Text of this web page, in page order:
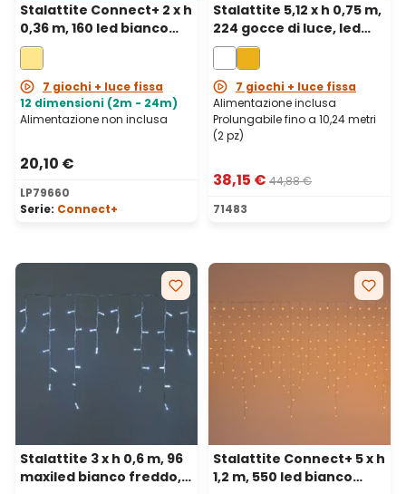
Stalattite Connect+ 2 x h
0,36 m, 160 led bianco
caldo, cavo verde,
prolungabile
7 giochi + luce fissa
12 dimensioni (2m - 24m)
Alimentazione non inclusa
20,10 €
LP79660
Serie: Connect+
Stalattite 5,12 x h 0,75 m,
224 gocce di luce, led
bianco freddo,
prolungabile
7 giochi + luce fissa
Alimentazione inclusa
Prolungabile fino a 10,24 metri
(2 pz)
38,15 € 44,88 €
71483
Stalattite 3 x h 0,6 m, 96
maxiled bianco freddo,
Stalattite Connect+ 5 x h
1,2 m, 550 led bianco